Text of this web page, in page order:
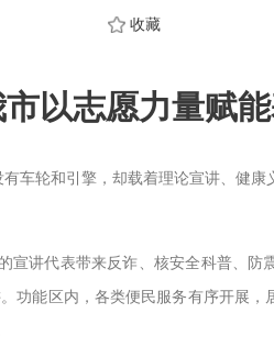
收藏
以志愿力量赋
车轮和引擎，却载着理论宣讲、健
宣讲代表带来反诈、核安全科普、防
功能区内，各类便民服务有序开展，